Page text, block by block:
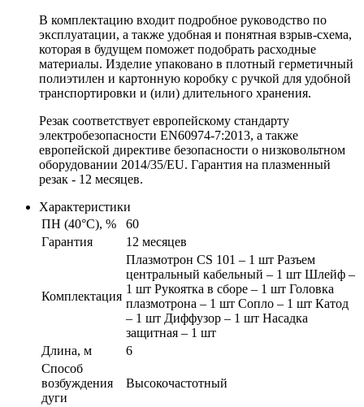
В комплектацию входит подробное руководство по
эксплуатации, а также удобная и понятная взрыв-схема,
которая в будущем поможет подобрать расходные
материалы. Изделие упаковано в плотный герметичный
полиэтилен и картонную коробку с ручкой для удобной
транспортировки и (или) длительного хранения.
Резак соответствует европейскому стандарту
электробезопасности EN60974-7:2013, а также
европейской директиве безопасности о низковольтном
оборудовании 2014/35/EU. Гарантия на плазменный
резак - 12 месяцев.
Характеристики
ПН (40°C), %
60
Гарантия
12 месяцев
Комплектация
Плазмотрон CS 101 – 1 шт Разъем
центральный кабельный – 1 шт Шлейф –
1 шт Рукоятка в сборе – 1 шт Головка
плазмотрона – 1 шт Сопло – 1 шт Катод
– 1 шт Диффузор – 1 шт Насадка
защитная – 1 шт
Длина, м
6
Способ
возбуждения
дуги
Высокочастотный